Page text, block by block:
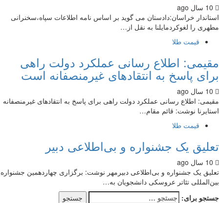
خراسان:دادستان می گوید بر اساس نامه اطلاعات سپاه،سخنرانی
را لغوکردمایلنا به نقل از…
قیمت طلا
اطلاع رسانی عملکرد دولت راهی
پاسخ به انتقادهای غیرمنصفانه است
اطلاع رسانی عملکرد دولت راهی برای پاسخ به انتقادهای غیرمنصفانه
نوشت: قائم مقام…
قیمت طلا
یک جشنواره و بی‌اطلاعی دبیر
یک جشنواره و بی‌اطلاعی دبیرمهر نوشت: برگزاری چهاردهمین جشنواره
تئاتر عروسکی دانشجویان به…
برای: